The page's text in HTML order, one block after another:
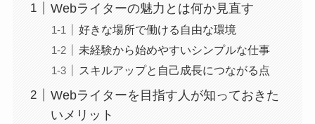
Webライターの魅力とは何か見直す
好きな場所で働ける自由な環境
未経験から始めやすいシンプルな仕事
スキルアップと自己成長につながる点
Webライターを目指す人が知っておきた
いメリット